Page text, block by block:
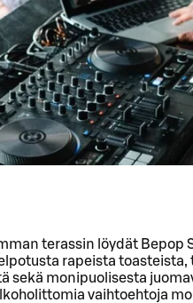
terassin löydät Bepop
rapeista
sekä monipuolisesta
vaihtoehtoja